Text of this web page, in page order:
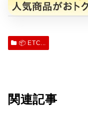
📦 ETC...
関連記事